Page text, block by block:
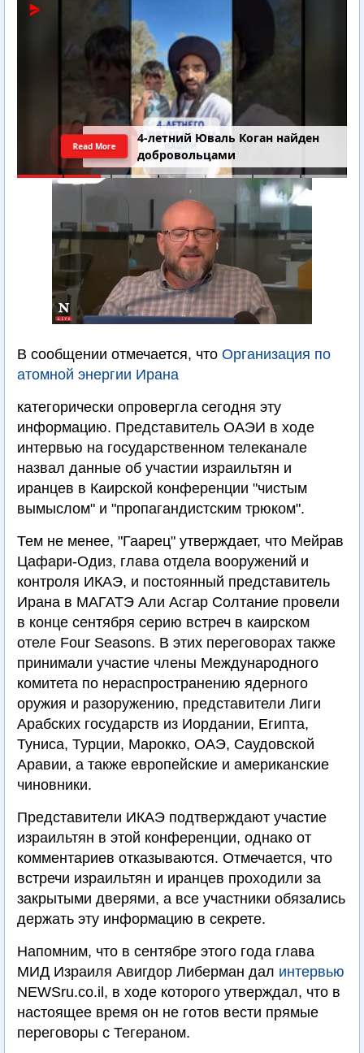
4-летний Юваль Коган найден
добровольцами
Read More
В сообщении отмечается, что Организация по
атомной энергии Ирана
категорически опровергла сегодня эту
информацию. Представитель ОАЭИ в ходе
интервью на государственном телеканале
назвал данные об участии израильтян и
иранцев в Каирской конференции "чистым
вымыслом" и "пропагандистским трюком".
Тем не менее, "Гаарец" утверждает, что Мейрав
Цафари-Одиз, глава отдела вооружений и
контроля ИКАЭ, и постоянный представитель
Ирана в МАГАТЭ Али Асгар Солтание провели
в конце сентября серию встреч в каирском
отеле Four Seasons. В этих переговорах также
принимали участие члены Международного
комитета по нераспространению ядерного
оружия и разоружению, представители Лиги
Арабских государств из Иордании, Египта,
Туниса, Турции, Марокко, ОАЭ, Саудовской
Аравии, а также европейские и американские
чиновники.
Представители ИКАЭ подтверждают участие
израильтян в этой конференции, однако от
комментариев отказываются. Отмечается, что
встречи израильтян и иранцев проходили за
закрытыми дверями, а все участники обязались
держать эту информацию в секрете.
Напомним, что в сентябре этого года глава
МИД Израиля Авигдор Либерман дал интервью
NEWSru.co.il, в ходе которого утверждал, что в
настоящее время он не готов вести прямые
переговоры с Тегераном.